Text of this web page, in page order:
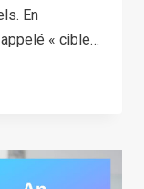
En
« cible…